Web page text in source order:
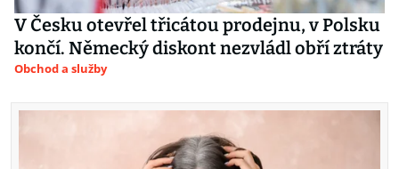
V Česku otevřel třicátou prodejnu, v Polsku
končí. Německý diskont nezvládl obří ztráty
Obchod a služby